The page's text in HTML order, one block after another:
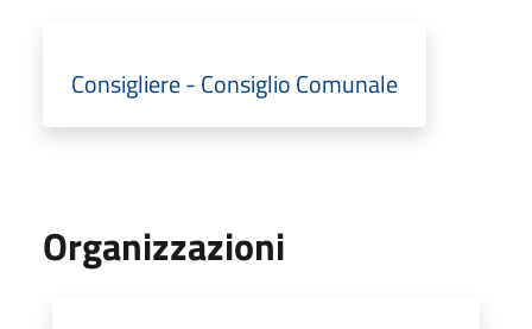
Consigliere - Consiglio Comunale
Organizzazioni